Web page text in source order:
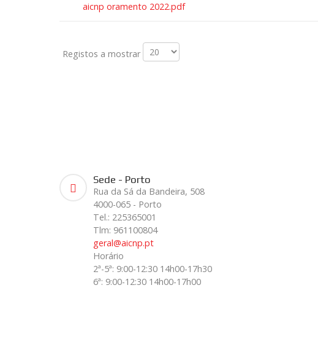
aicnp oramento 2022.pdf
Registos a mostrar
Sede - Porto
Rua da Sá da Bandeira, 508
4000-065 - Porto
Tel.: 225365001
Tlm: 961100804
geral@aicnp.pt
Horário
2ª-5ª: 9:00-12:30 14h00-17h30
6ª: 9:00-12:30 14h00-17h00